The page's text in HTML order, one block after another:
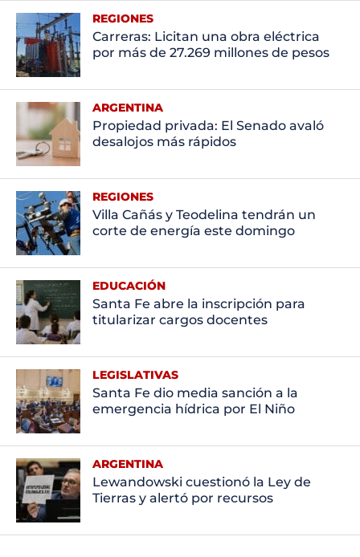
REGIONES
Carreras: Licitan una obra eléctrica
por más de 27.269 millones de pesos
ARGENTINA
Propiedad privada: El Senado avaló
desalojos más rápidos
REGIONES
Villa Cañás y Teodelina tendrán un
corte de energía este domingo
EDUCACIÓN
Santa Fe abre la inscripción para
titularizar cargos docentes
LEGISLATIVAS
Santa Fe dio media sanción a la
emergencia hídrica por El Niño
ARGENTINA
Lewandowski cuestionó la Ley de
Tierras y alertó por recursos